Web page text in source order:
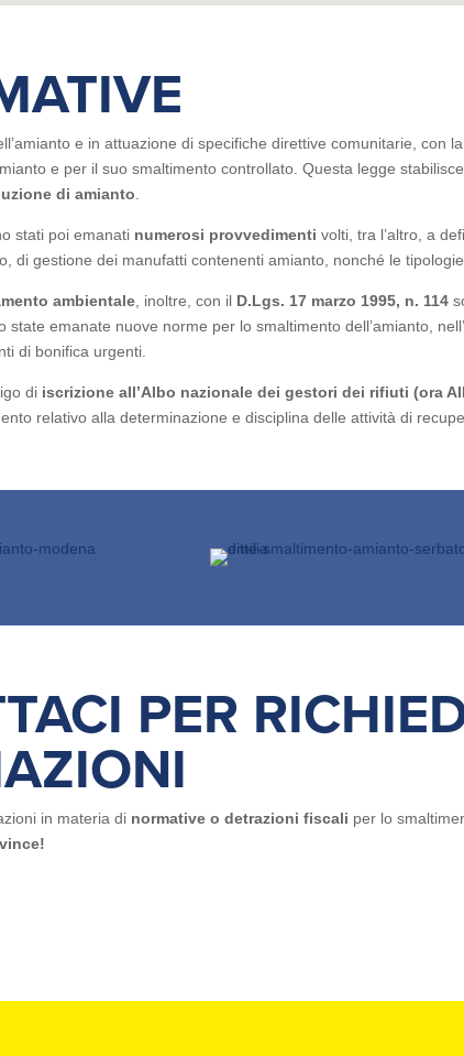
e in attuazione di specifiche direttive comunitarie, con la
e per il suo smaltimento controllato. Questa legge
di amianto
stati poi emanati numerosi provvedimenti volti, tra l’altro, a
di gestione dei manufatti contenenti amianto, nonché le
ambientale , inoltre, con il D.Lgs. 17 marzo 1995, n. 114
state emanate nuove norme per lo smaltimento dell’amianto,
di bonifica urgenti.
di iscrizione all’Albo nazionale dei gestori dei rifiuti (ora
relativo alla determinazione e disciplina delle attività di
PER
in materia di normative o detrazioni fiscali per lo